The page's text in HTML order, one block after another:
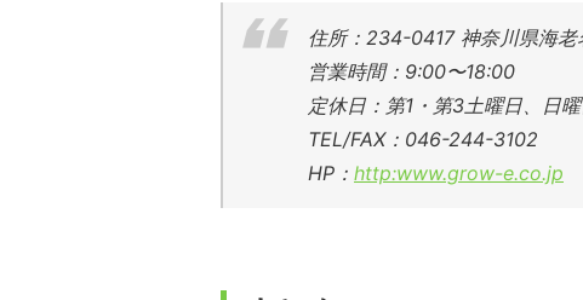
住所：234-0417 神奈川県海
営業時間：9:00〜18:00
定休日：第1・第3土曜日、日
TEL/FAX：046-244-3102
HP： http:www.grow-e.co.jp